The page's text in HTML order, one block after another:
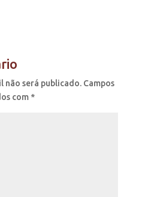
não será publicado. Campos
com *